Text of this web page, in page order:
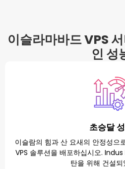
이슬라마바드 VPS
인 성
초승달
이슬람의 힘과 산 요새의 안정성으
VPS 솔루션을 배포하십시오.
탄을 위해 건설되